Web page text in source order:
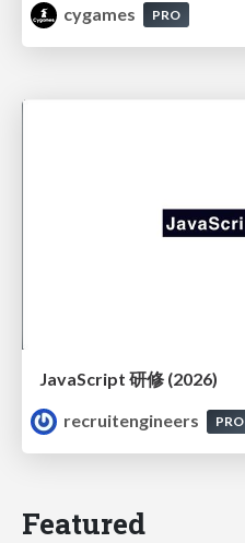
cygames
PRO
JavaScript 研修 (2026)
recruitengineers
PRO
Featured